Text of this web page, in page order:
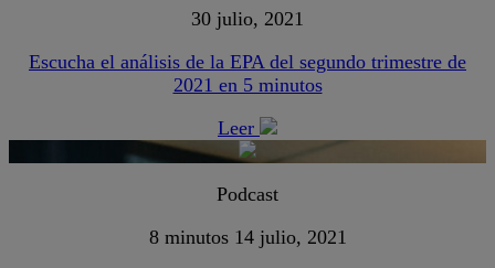
30 julio, 2021
Escucha el análisis de la EPA del segundo trimestre de
2021 en 5 minutos
Leer
Podcast
8 minutos 14 julio, 2021